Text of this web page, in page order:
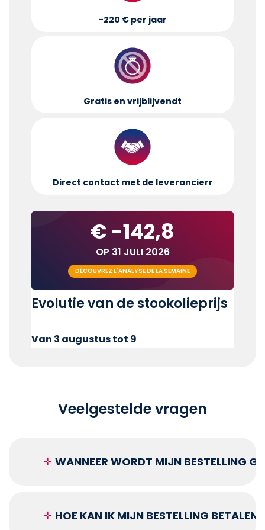
-220 € per jaar
Gratis en vrijblijvendt
Direct contact met de leverancierr
€ -142,8
OP 31 JULI 2026
DÉCOUVREZ L'ANALYSE DE LA SEMAINE
Evolutie van de stookolieprijs
Van 3 augustus tot 9
Veelgestelde vragen
✛ WANNEER WORDT MIJN BESTELLING
✛ HOE KAN IK MIJN BESTELLING BETALEN?